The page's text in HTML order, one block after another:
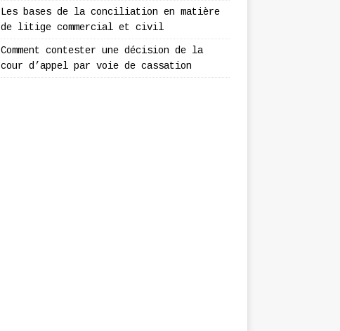
Les bases de la conciliation en matière
de litige commercial et civil
Comment contester une décision de la
cour d’appel par voie de cassation